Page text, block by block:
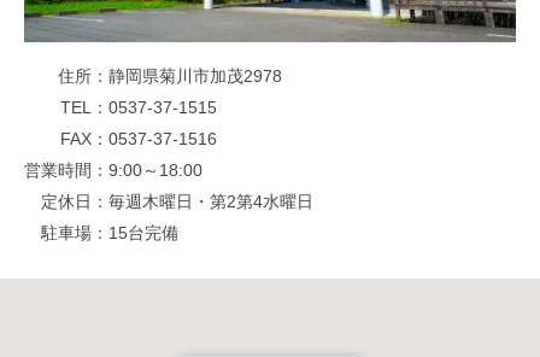
住所
静岡県菊川市加茂2978
TEL
0537-37-1515
FAX
0537-37-1516
営業時間
9:00～18:00
定休日
毎週木曜日・第2第4水曜日
駐車場
15台完備